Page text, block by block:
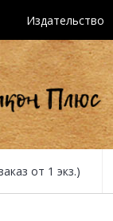
Издательство
от 1 экз.)